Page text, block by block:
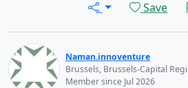
Save
Naman.innoventure
Brussels, Brussels-Capital
Member since Jul 2026